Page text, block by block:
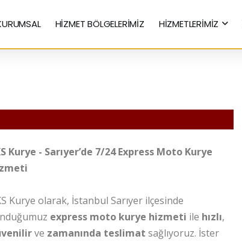
HİZMET BÖLGELERİMİZ HİZMETLERİMİZ
Kurye - Sarıyer’de 7/24 Express Moto Kurye
Kurye olarak, İstanbul Sarıyer ilçesinde
express moto kurye hizmeti ile hızlı,
ve zamanında teslimat sağlıyoruz. İster